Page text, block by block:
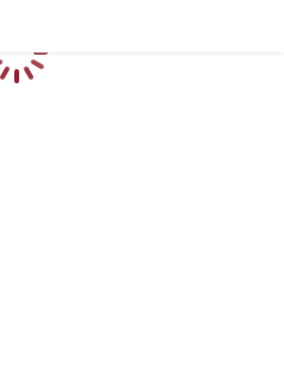
Caricamento